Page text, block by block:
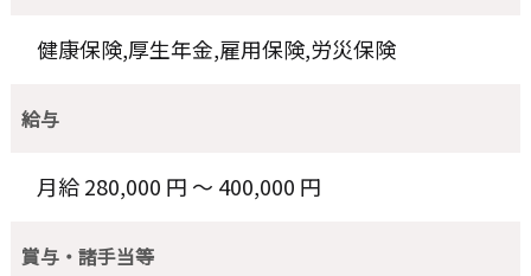
健康保険,厚生年金,雇用保険,労災保険
給与
月給 280,000 円 〜 400,000 円
賞与・諸手当等